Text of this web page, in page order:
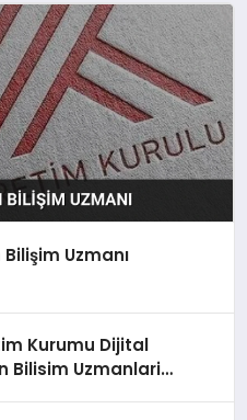
Uzmanı
Kurumu Dijital
Bilisim Uzmanlari